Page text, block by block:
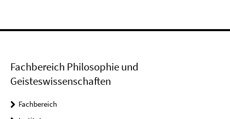
Fachbereich Philosophie und
Geisteswissenschaften
Fachbereich